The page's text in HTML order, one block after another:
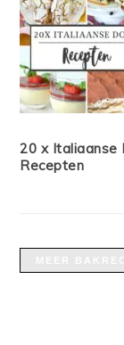
20 x Italiaanse
Recepten